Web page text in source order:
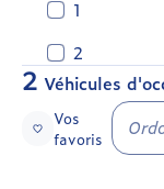
1
2
2 Véhicules
Vos
favoris